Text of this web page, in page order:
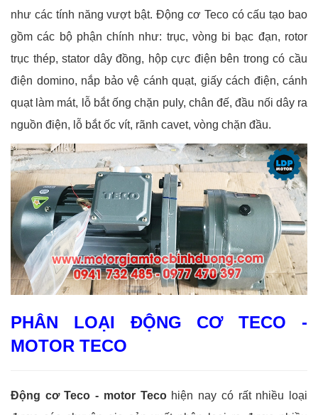
như các tính năng vượt bật. Động cơ Teco có cấu tạo bao
gồm các bộ phận chính như: trục, vòng bi bạc đạn, rotor
trục thép, stator dây đồng, hộp cực điện bên trong có cầu
điện domino, nắp bảo vệ cánh quạt, giấy cách điện, cánh
quạt làm mát, lỗ bắt ống chặn puly, chân đế, đầu nối dây ra
nguồn điện, lỗ bắt ốc vít, rãnh cavet, vòng chặn đầu.
PHÂN LOẠI ĐỘNG CƠ TECO -
MOTOR TECO
Động cơ Teco - motor Tecohiện nay có rất nhiều loại